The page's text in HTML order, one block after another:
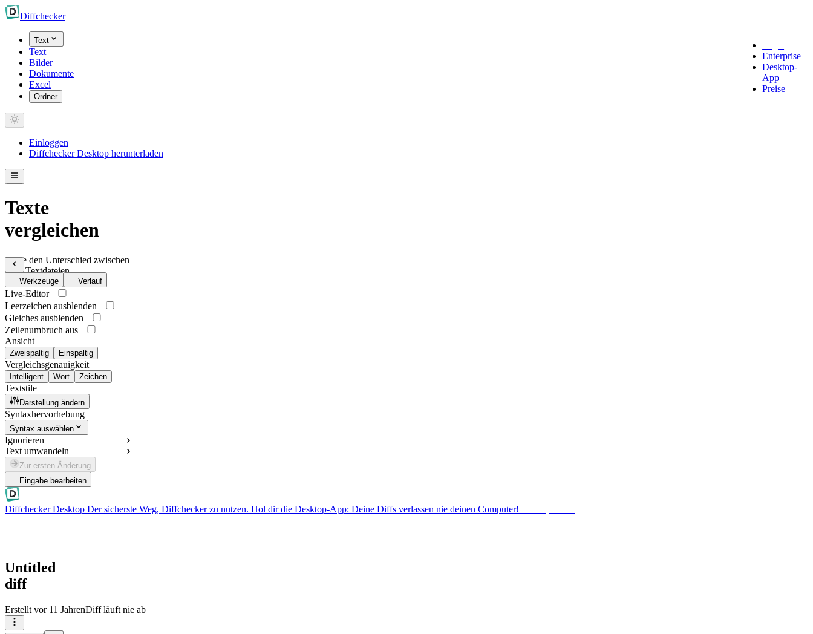
Diffchecker
Text
Text
Bilder
Dokumente
Excel
Ordner
Enterprise
Desktop-
App
Preise
Einloggen
Diffchecker Desktop herunterladen
Texte
vergleichen
Finde den Unterschied zwischen
zwei Textdateien
Werkzeuge Verlauf
Live-Editor
Leerzeichen ausblenden
Gleiches ausblenden
Zeilenumbruch aus
Ansicht
Zweispaltig Einspaltig
Vergleichsgenauigkeit
Intelligent Wort Zeichen
Textstile
Darstellung ändern
Syntaxhervorhebung
Syntax auswählen
Ignorieren
Text umwandeln
Zur ersten Änderung
Eingabe bearbeiten
Diffchecker Desktop Der sicherste Weg, Diffchecker zu nutzen. Hol dir die Desktop-App: Deine Diffs verlassen nie deinen Computer!
Untitled
diff
Erstellt vor 11 JahrenDiff läuft nie ab